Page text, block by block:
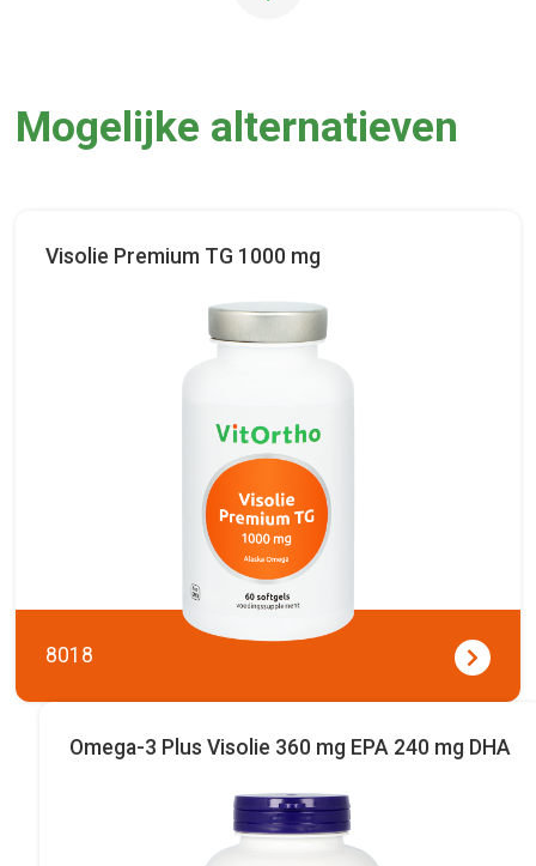
Mogelijke alternatieven
Visolie Premium TG 1000 mg
8018
Omega-3 Plus Visolie 360 mg EPA 240 mg DHA